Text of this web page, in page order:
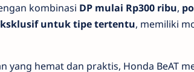
kombinasi DP mulai Rp300 ribu,
untuk tipe tertentu, memiliki
yang hemat dan praktis, Honda BeAT